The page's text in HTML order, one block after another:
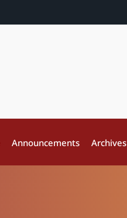
Announcements Archives